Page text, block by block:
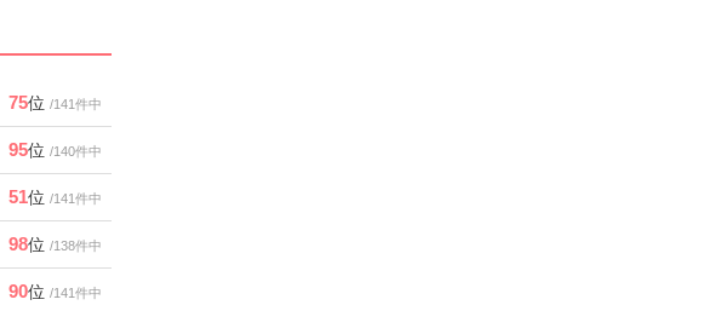
75位 /141件中
95位 /140件中
51位 /141件中
98位 /138件中
90位 /141件中